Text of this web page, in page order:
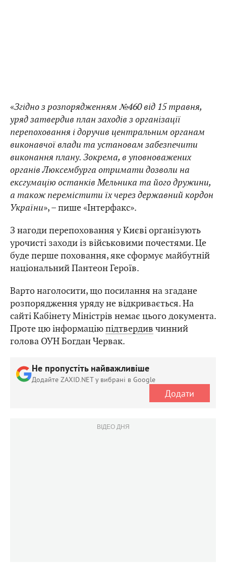
«Згідно з розпорядженням №460 від 15 травня,
уряд затвердив план заходів з організації
перепоховання і доручив центральним органам
виконавчої влади та установам забезпечити
виконання плану. Зокрема, в уповноважених
органів Люксембурга отримати дозволи на
ексгумацію останків Мельника та його дружини,
а також перемістити їх через державний кордон
України», – пише «Інтерфакс».
З нагоди перепоховання у Києві організують
урочисті заходи із військовими почестями. Це
буде перше поховання, яке сформує майбутній
національний Пантеон Героїв.
Варто наголосити, що посилання на згадане
розпорядження уряду не відкривається. На
сайті Кабінету Міністрів немає цього документа.
Проте цю інформаціюпідтвердив чинний
голова ОУН Богдан Червак.
Не пропустіть найважливіше
Додайте ZAXID.NET у вибрані в Google
Додати
ВІДЕО ДНЯ